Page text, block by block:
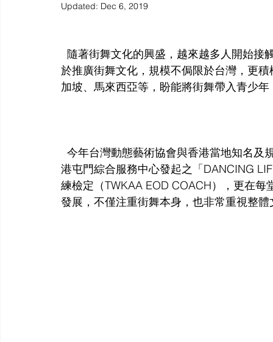
Updated: Dec 6, 2019
於推廣街舞文化，規模不侷限於台灣，更
加坡、馬來西亞等，盼能將街舞帶入青少
港屯門綜合服務中心發起之「DANCING
練檢定（TWKAA EOD COACH），更在
發展，不僅注重街舞本身，也非常重視整體